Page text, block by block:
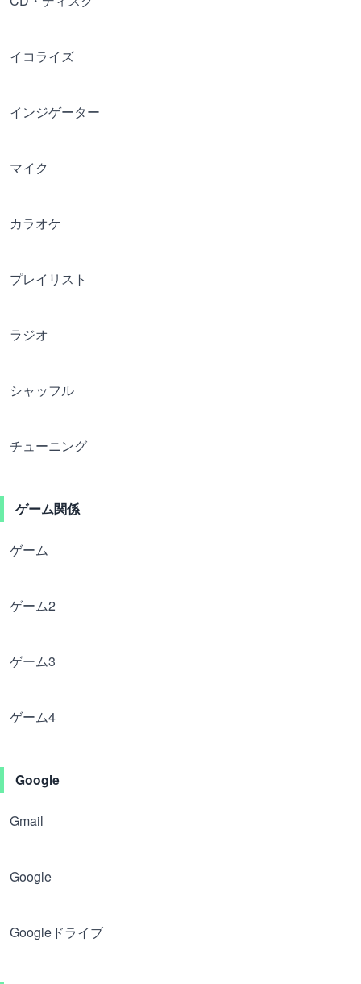
イコライズ
インジゲーター
マイク
カラオケ
プレイリスト
ラジオ
シャッフル
チューニング
ゲーム関係
ゲーム
ゲーム2
ゲーム3
ゲーム4
Google
Gmail
Google
Googleドライブ